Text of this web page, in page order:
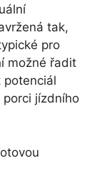
tak,
pro
možné řadit
potenciál
jízdního